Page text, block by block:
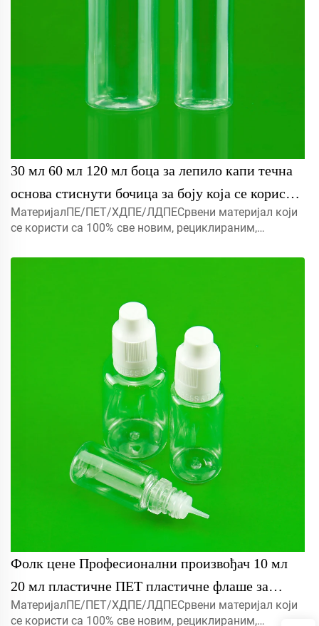
30 мл 60 мл 120 мл боца за лепило капи течна
основа стиснути бочица за боју која се користи
за етеричне уље капи за очи
МатеријалПЕ/ПЕТ/ХДПЕ/ЛДПЕСрвени материјал који
се користи са 100% све новим, рециклираним,
амбалажу хране.Објекат5мл 10мл 15мл контактирајте
Фолк цене Професионални произвођач 10 мл
20 мл пластичне ПЕТ пластичне флаше за
притискање капица са различитим
МатеријалПЕ/ПЕТ/ХДПЕ/ЛДПЕСрвени материјал који
се користи са 100% све новим, рециклираним,